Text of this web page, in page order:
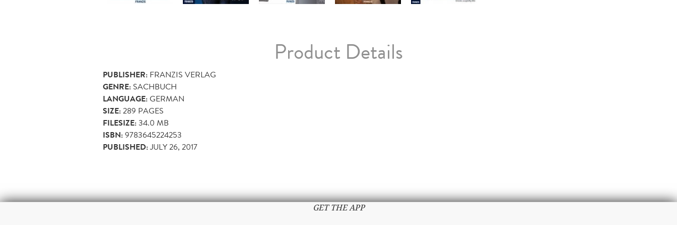
Product Details
PUBLISHER: FRANZIS VERLAG
GENRE: SACHBUCH
LANGUAGE:GERMAN
SIZE:289 PAGES
FILESIZE:34.0 MB
ISBN:9783645224253
PUBLISHED:JULY 26, 2017
GET THE APP